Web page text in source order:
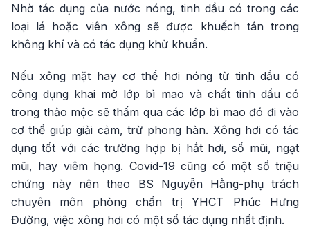
Nhờ tác dụng của nước nóng, tinh dầu có trong các
loại lá hoặc viên xông sẽ được khuếch tán trong
không khí và có tác dụng khử khuẩn.
Nếu xông mặt hay cơ thể hơi nóng từ tinh dầu có
công dụng khai mở lớp bì mao và chất tinh dầu có
trong thảo mộc sẽ thấm qua các lớp bì mao đó đi vào
cơ thể giúp giải cảm, trừ phong hàn. Xông hơi có tác
dụng tốt với các trường hợp bị hắt hơi, sổ mũi, ngạt
mũi, hay viêm họng. Covid-19 cũng có một số triệu
chứng này nên theo BS Nguyễn Hằng-phụ trách
chuyên môn phòng chẩn trị YHCT Phúc Hưng
Đường, việc xông hơi có một số tác dụng nhất định.